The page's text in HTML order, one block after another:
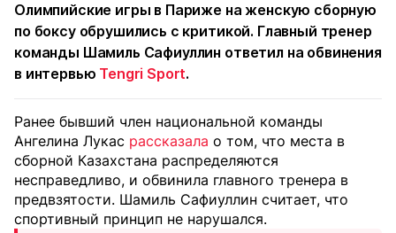
Олимпийские игры в Париже на женскую сборную
по боксу обрушились с критикой. Главный тренер
команды Шамиль Сафиуллин ответил на обвинения
в интервью Tengri Sport.
Ранее бывший член национальной команды
Ангелина Лукас рассказала о том, что места в
сборной Казахстана распределяются
несправедливо, и обвинила главного тренера в
предвзятости. Шамиль Сафиуллин считает, что
спортивный принцип не нарушался.